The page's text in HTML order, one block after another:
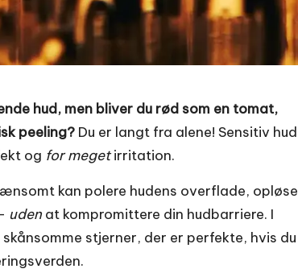
hud, men bliver du rød som en tomat,
peeling? Du er langt fra alene! Sensitiv hud
og for megetirritation.
kan polere hudens overflade, opløse
uden at kompromittere din hudbarriere. I
stjerner, der er perfekte, hvis du